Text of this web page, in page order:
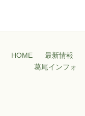
HOME 最新情報
葛尾インフォ